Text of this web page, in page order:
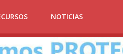
NOTICIAS